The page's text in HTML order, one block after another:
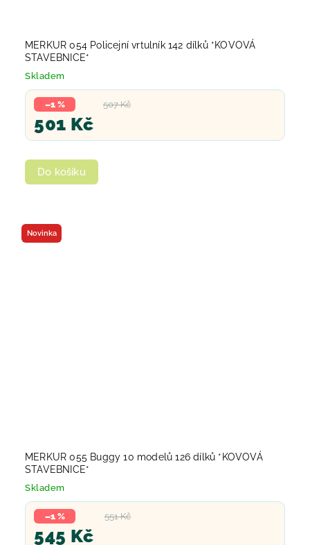
MERKUR 054 Policejní vrtulník 142 dílků *KOVOVÁ
STAVEBNICE*
Skladem
507 Kč
–1 %
501 Kč
Do košíku
Novinka
MERKUR 055 Buggy 10 modelů 126 dílků *KOVOVÁ
STAVEBNICE*
Skladem
551 Kč
–1 %
545 Kč